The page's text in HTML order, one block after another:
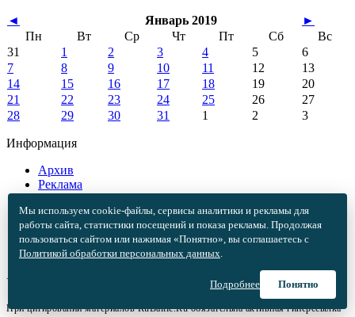
◄ Январь 2019
►
Пн
Вт Ср Чт Пт Сб
Вс
31
1 2 3 4 5
6
7
8 9 10 11 12
13
14
15 16 17 18 19
20
21
22 23 24 25 26
27
28
29 30 31 1 2 3
Информация
Архив
Реклама
Вакансии
О портале
Правообладателям
Политика обработки персональных данных
Условия цитирования
При цитировании материалов RuBaltic.Ru обязательна активная гиперссылка
Мы используем cookie-файлы, сервисы аналитики и рекламы для
работы сайта, статистики посещений и показа рекламы. Продолжая
пользоваться сайтом или нажимая «Понятно», вы соглашаетесь с
Политикой обработки персональных данных.
Подробнее Понятно